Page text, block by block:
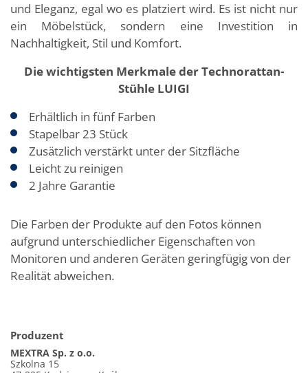
und Eleganz, egal wo es platziert wird. Es ist nicht nur
ein Möbelstück, sondern eine Investition in
Nachhaltigkeit, Stil und Komfort.
Die wichtigsten Merkmale der Technorattan-
Stühle LUIGI
Erhältlich in fünf Farben
Stapelbar 23 Stück
Zusätzlich verstärkt unter der Sitzfläche
Leicht zu reinigen
2 Jahre Garantie
Die Farben der Produkte auf den Fotos können
aufgrund unterschiedlicher Eigenschaften von
Monitoren und anderen Geräten geringfügig von der
Realität abweichen.
Produzent
MEXTRA Sp. z o.o.
Szkolna 15